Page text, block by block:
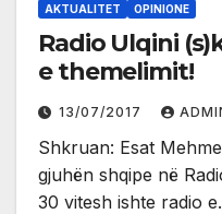
AKTUALITET OPINIONE
Radio Ulqini
e themelimit!
13/07/2017
Shkruan: Esat
gjuhën shqipe në
30 vitesh ishte radio